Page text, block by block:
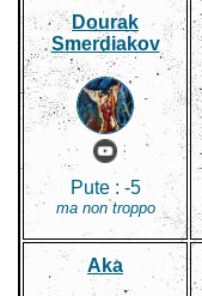
Dourak
Smerdiakov
Pute : -5
ma non troppo
Aka